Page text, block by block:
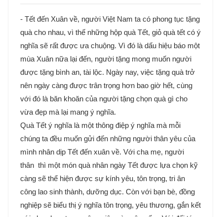
- Tết đến Xuân về, người Việt Nam ta có phong tục tặng
quà cho nhau, vì thế những hộp quà Tết, giỏ quà tết có ý
nghĩa sẽ rất được ưa chuộng. Vì đó là dấu hiệu báo một
mùa Xuân nữa lại đến, người tặng mong muốn người
được tặng bình an, tài lộc. Ngày nay, việc tặng quà trở
nên ngày càng được trân trọng hơn bao giờ hết, cùng
với đó là băn khoăn của người tặng chọn quà gì cho
vừa đẹp mà lại mang ý nghĩa.
Quà Tết ý nghĩa là một thông điệp ý nghĩa mà mỗi
chúng ta đều muốn gửi đến những người thân yêu của
mình nhân dịp Tết đến xuân về. Với cha mẹ, người
thân thì một món quà nhân ngày Tết được lựa chọn kỹ
càng sẽ thể hiện được sự kính yêu, tôn trọng, tri ân
công lao sinh thành, dưỡng dục. Còn với bạn bè, đồng
nghiệp sẽ biểu thị ý nghĩa tôn trọng, yêu thương, gắn kết